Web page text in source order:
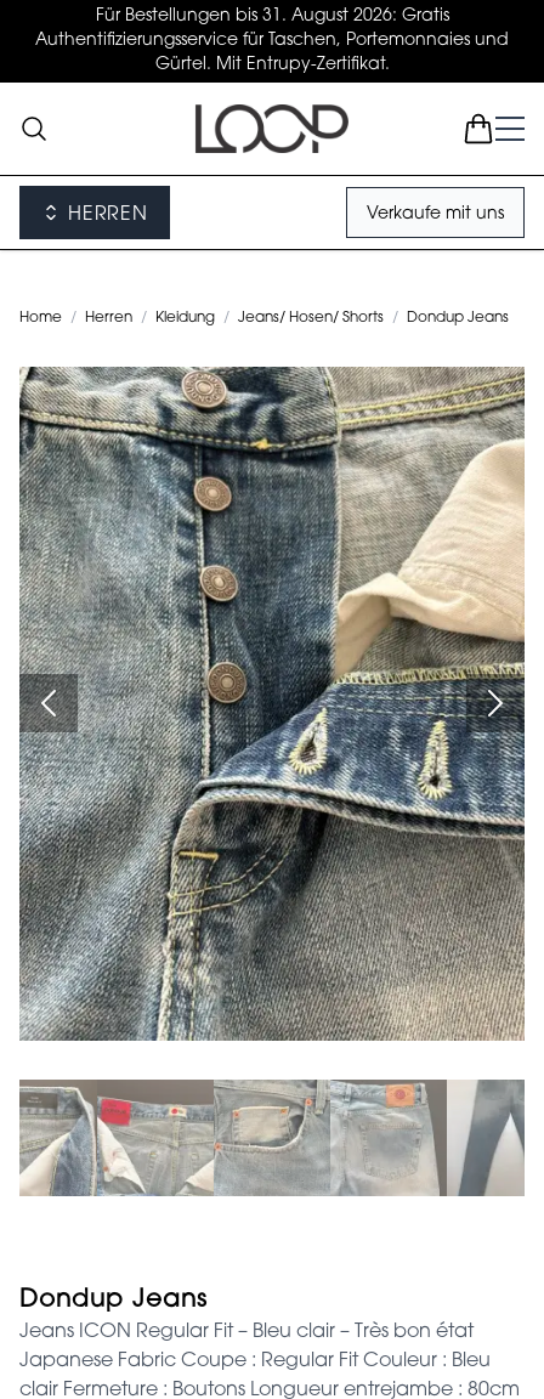
Für Bestellungen bis 31. August 2026: Gratis
Authentifizierungsservice für Taschen, Portemonnaies und
Gürtel. Mit Entrupy-Zertifikat.
HERREN Verkaufe mit uns
Home / Herren / Kleidung / Jeans/ Hosen/ Shorts / Dondup Jeans
Dondup Jeans
Jeans ICON Regular Fit – Bleu clair – Très bon état
Japanese Fabric Coupe : Regular Fit Couleur : Bleu
clair Fermeture : Boutons Longueur entrejambe : 80cm